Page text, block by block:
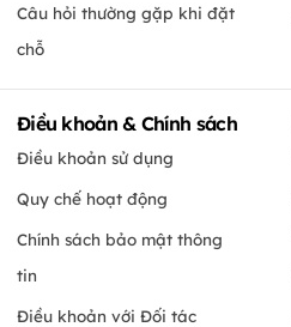
Câu hỏi thường gặp khi đặt
chỗ
Điều khoản & Chính sách
Điều khoản sử dụng
Quy chế hoạt động
Chính sách bảo mật thông
tin
Điều khoản với Đối tác